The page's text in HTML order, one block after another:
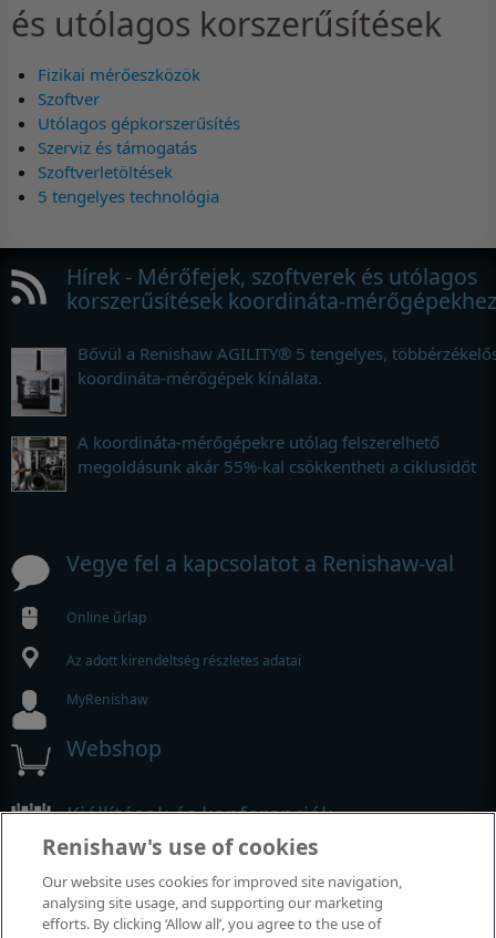
és utólagos korszerűsítések
Fizikai mérőeszközök
Szoftver
Utólagos gépkorszerűsítés
Szerviz és támogatás
Szoftverletöltések
5 tengelyes technológia
Hírek - Mérőfejek, szoftverek és utólagos
korszerűsítések koordináta-mérőgépekhez
Bővül a Renishaw AGILITY® 5 tengelyes,
koordináta-mérőgépek kínálata.
A koordináta-mérőgépekre utólag felszerelhető
megoldásunk akár 55%-kal csökkentheti a ciklusidőt
Vegye fel a kapcsolatot a Renishaw-val
Online űrlap
Az adott kirendeltség részletes adatai
MyRenishaw
Webshop
Kiállítások és konferenciák
Renishaw's use of cookies
Our website uses cookies for improved site navigation,
analysing site usage, and supporting our marketing
efforts. By clicking ‘Allow all’, you agree to the use of